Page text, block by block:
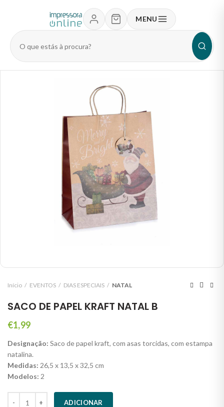
Pesquisar
produtos
MENU
Início EVENTOS DIAS ESPECIAIS NATAL
SACO DE PAPEL KRAFT NATAL B
€1,99
Designação: Saco de papel kraft, com asas torcidas, com estampa
natalina.
Medidas: 26,5 x 13,5 x 32,5 cm
Modelos: 2
ADICIONAR